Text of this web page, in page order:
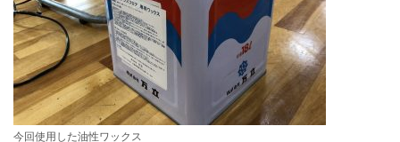
今回使用した油性ワックス